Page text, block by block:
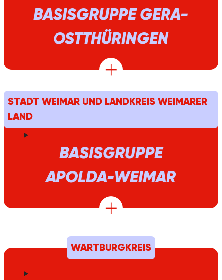
BASISGRUPPE GERA-
OSTTHÜRINGEN
STADT WEIMAR UND LANDKREIS WEIMARER
LAND
BASISGRUPPE
APOLDA-WEIMAR
WARTBURGKREIS